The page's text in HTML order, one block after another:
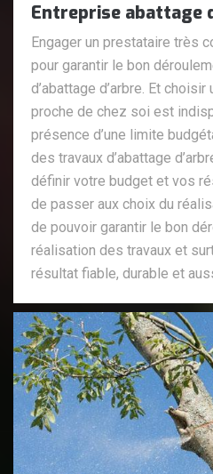
Entreprise abattage
Engager un prestataire très
pour garantir le bon
d’abattage d’arbre. Et
proche de chez soi est
présence d’une limite
des travaux d’abattage
définir votre budget et vos
de passer aux choix du
de pouvoir garantir le bon
réalisation des travaux et
résultat fiable, durable et